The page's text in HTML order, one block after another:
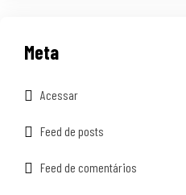
Meta
Acessar
Feed de posts
Feed de comentários